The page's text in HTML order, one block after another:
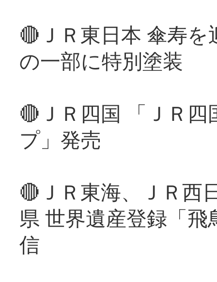
🔴ＪＲ東日本 傘寿
の一部に特別塗装
🔴ＪＲ四国 「ＪＲ
プ」発売
🔴ＪＲ東海、ＪＲ西
県 世界遺産登録「
信